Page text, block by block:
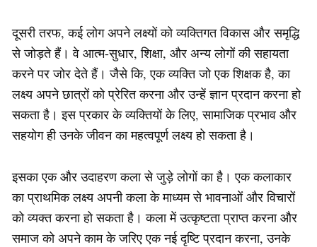
दूसरी तरफ, कई लोग अपने लक्ष्यों को व्यक्तिगत विकास और समृद्धि
से जोड़ते हैं। वे आत्म-सुधार, शिक्षा, और अन्य लोगों की सहायता
करने पर जोर देते हैं। जैसे कि, एक व्यक्ति जो एक शिक्षक है, का
लक्ष्य अपने छात्रों को प्रेरित करना और उन्हें ज्ञान प्रदान करना हो
सकता है। इस प्रकार के व्यक्तियों के लिए, सामाजिक प्रभाव और
सहयोग ही उनके जीवन का महत्वपूर्ण लक्ष्य हो सकता है।
इसका एक और उदाहरण कला से जुड़े लोगों का है। एक कलाकार
का प्राथमिक लक्ष्य अपनी कला के माध्यम से भावनाओं और विचारों
को व्यक्त करना हो सकता है। कला में उत्कृष्टता प्राप्त करना और
समाज को अपने काम के जरिए एक नई दृष्टि प्रदान करना, उनके